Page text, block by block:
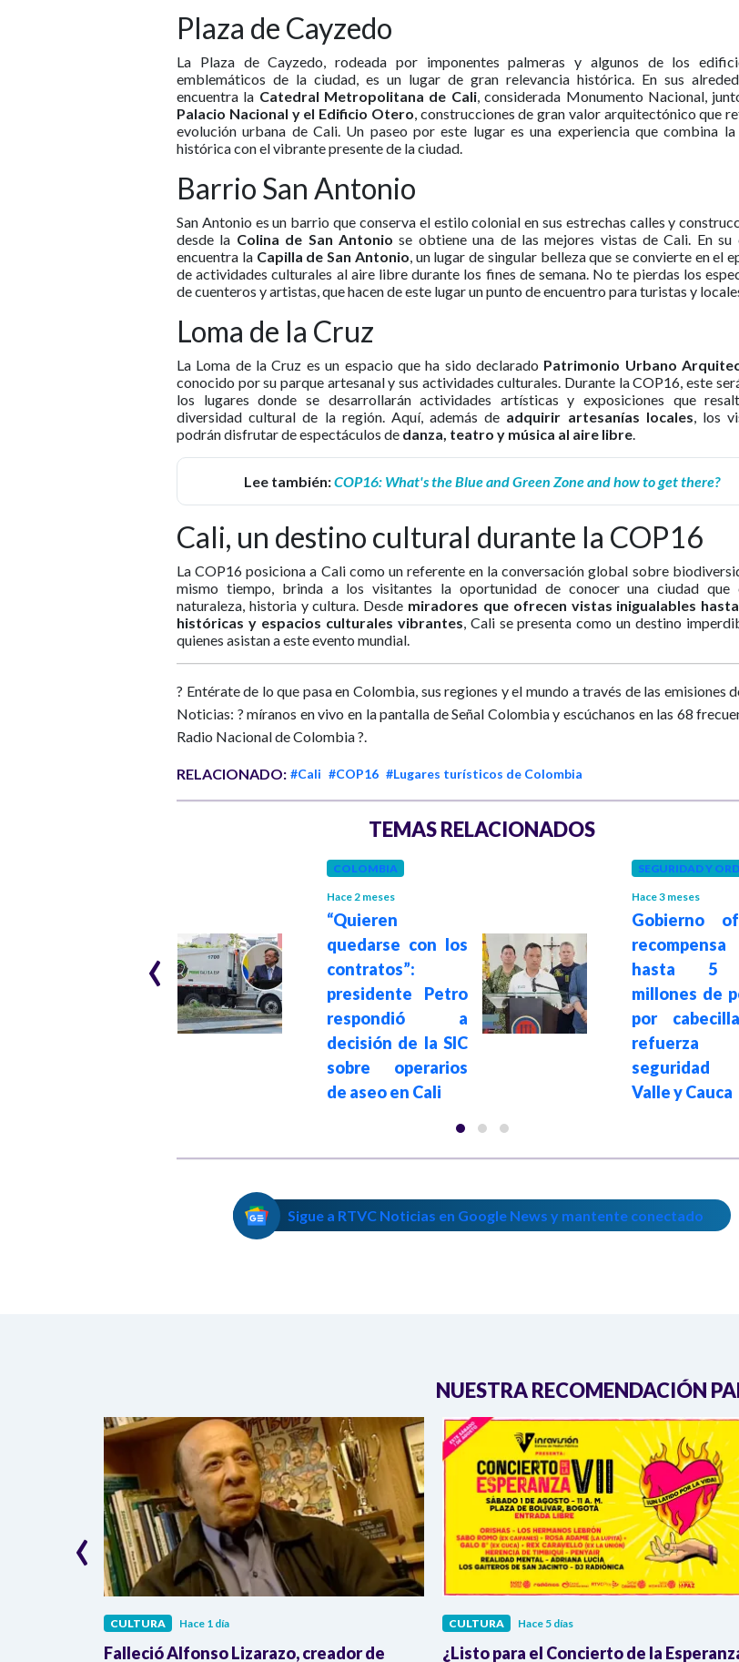
Plaza de Cayzedo
La Plaza de Cayzedo, rodeada por imponentes palmeras y algunos de los
emblemáticos de la ciudad, es un lugar de gran relevancia histórica. En sus
encuentra la Catedral Metropolitana de Cali, considerada Monumento Nacional,
Palacio Nacional y el Edificio Otero, construcciones de gran valor arquitectónico que
evolución urbana de Cali. Un paseo por este lugar es una experiencia que combina la
histórica con el vibrante presente de la ciudad.
Barrio San Antonio
San Antonio es un barrio que conserva el estilo colonial en sus estrechas calles y
desde la Colina de San Antonio se obtiene una de las mejores vistas de Cali. En su
encuentra la Capilla de San Antonio, un lugar de singular belleza que se convierte en el
de actividades culturales al aire libre durante los fines de semana. No te pierdas los
de cuenteros y artistas, que hacen de este lugar un punto de encuentro para turistas y
Loma de la Cruz
La Loma de la Cruz es un espacio que ha sido declarado Patrimonio Urbano
conocido por su parque artesanal y sus actividades culturales. Durante la COP16, este
los lugares donde se desarrollarán actividades artísticas y exposiciones que
diversidad cultural de la región. Aquí, además de adquirir artesanías locales, los
podrán disfrutar de espectáculos de danza, teatro y música al aire libre.
Lee también:COP16: What's the Blue and Green Zone and how to get there?
Cali, un destino cultural durante la COP16
La COP16 posiciona a Cali como un referente en la conversación global sobre
mismo tiempo, brinda a los visitantes la oportunidad de conocer una ciudad que
naturaleza, historia y cultura. Desde miradores que ofrecen vistas inigualables
históricas y espacios culturales vibrantes, Cali se presenta como un destino
quienes asistan a este evento mundial.
? Entérate de lo que pasa en Colombia, sus regiones y el mundo a través de las emisiones
Noticias: ? míranos en vivo en la pantalla de Señal Colombia y escúchanos en las 68
Radio Nacional de Colombia ?.
RELACIONADO: #Cali #COP16 #Lugares turísticos de Colombia
TEMAS RELACIONADOS
las ciudades sigue
siendo un tema
COLOMBIA
Hace 2 meses
“Quieren
quedarse con los
contratos”:
presidente Petro
respondió a
decisión de la SIC
sobre operarios
de aseo en Cali
SEGURIDAD Y
Hace 3 meses
Gobierno
hasta 5
millones de
por
refuerza
Valle y Cauca
‹
Sigue a RTVC Noticias en Google News y mantente conectado
NUESTRA RECOMENDACIÓN
CULTURA Hace 1 día
Falleció Alfonso Lizarazo, creador de
CULTURA Hace 5 días
¿Listo para el Concierto de la
‹